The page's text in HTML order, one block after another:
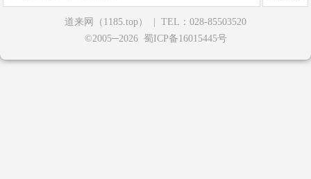
道来网（1185.top）
TEL：028-85503520
©2005─2026 蜀ICP备16015445号